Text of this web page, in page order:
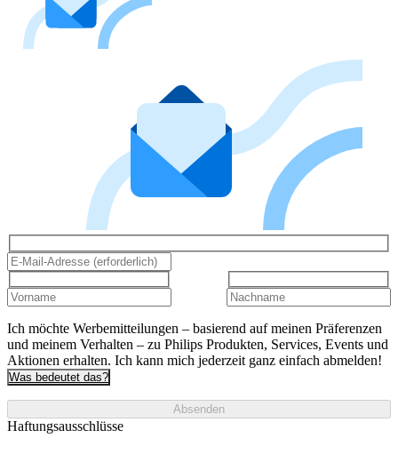
Ich möchte Werbemitteilungen – basierend auf meinen Präferenzen
und meinem Verhalten – zu Philips Produkten, Services, Events und
Aktionen erhalten. Ich kann mich jederzeit ganz einfach abmelden!
Was bedeutet das?
Absenden
Haftungsausschlüsse